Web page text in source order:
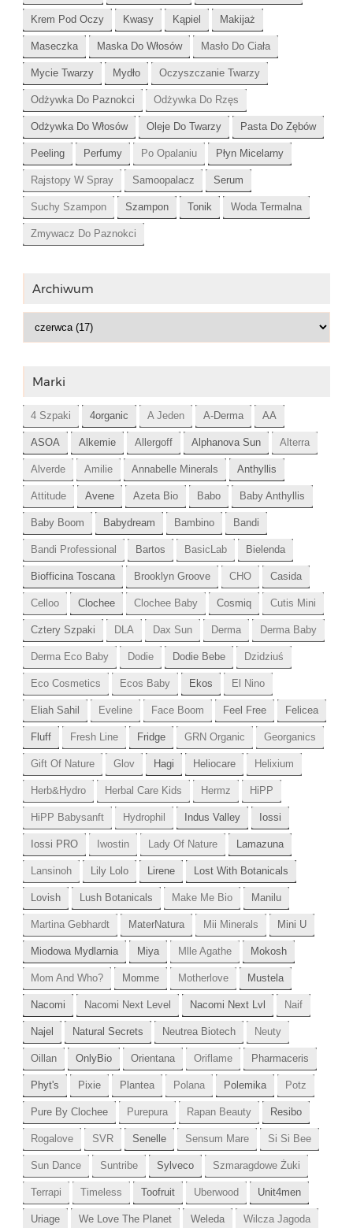
Krem Pod Oczy Kwasy Kąpiel Makijaż
Maseczka Maska Do Włosów Masło Do Ciała
Mycie Twarzy Mydło Oczyszczanie Twarzy
Odżywka Do Paznokci Odżywka Do Rzęs
Odżywka Do Włosów Oleje Do Twarzy Pasta Do Zębów
Peeling Perfumy Po Opalaniu Płyn Micelarny
Rajstopy W Spray Samoopalacz Serum
Suchy Szampon Szampon Tonik Woda Termalna
Zmywacz Do Paznokci
Archiwum
Marki
4 Szpaki 4organic A Jeden A-Derma AA
ASOA Alkemie Allergoff Alphanova Sun Alterra
Alverde Amilie Annabelle Minerals Anthyllis
Attitude Avene Azeta Bio Babo Baby Anthyllis
Baby Boom Babydream Bambino Bandi
Bandi Professional Bartos BasicLab Bielenda
Biofficina Toscana Brooklyn Groove CHO Casida
Celloo Clochee Clochee Baby Cosmiq Cutis Mini
Cztery Szpaki DLA Dax Sun Derma Derma Baby
Derma Eco Baby Dodie Dodie Bebe Dzidziuś
Eco Cosmetics Ecos Baby Ekos El Nino
Eliah Sahil Eveline Face Boom Feel Free Felicea
Fluff Fresh Line Fridge GRN Organic Georganics
Gift Of Nature Glov Hagi Heliocare Helixium
Herb&Hydro Herbal Care Kids Hermz HiPP
HiPP Babysanft Hydrophil Indus Valley Iossi
Iossi PRO Iwostin Lady Of Nature Lamazuna
Lansinoh Lily Lolo Lirene Lost With Botanicals
Lovish Lush Botanicals Make Me Bio Manilu
Martina Gebhardt MaterNatura Mii Minerals Mini U
Miodowa Mydlarnia Miya Mlle Agathe Mokosh
Mom And Who? Momme Motherlove Mustela
Nacomi Nacomi Next Level Nacomi Next Lvl Naif
Najel Natural Secrets Neutrea Biotech Neuty
Oillan OnlyBio Orientana Oriflame Pharmaceris
Phyt's Pixie Plantea Polana Polemika Potz
Pure By Clochee Purepura Rapan Beauty Resibo
Rogalove SVR Senelle Sensum Mare Si Si Bee
Sun Dance Suntribe Sylveco Szmaragdowe Żuki
Terrapi Timeless Toofruit Uberwood Unit4men
Uriage We Love The Planet Weleda Wilcza Jagoda